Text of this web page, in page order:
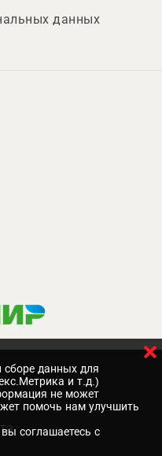
данных
сборе данных для
и т.д.)
не может
помочь нам улучшить
соглашаетесь с